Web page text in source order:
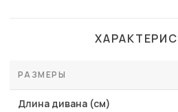
РАЗМЕРЫ
Длина дивана (см)